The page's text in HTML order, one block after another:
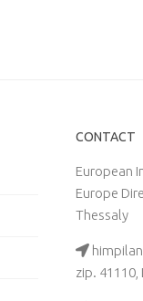
CONTACT
European
Europe
Thessaly
zip. 41110,